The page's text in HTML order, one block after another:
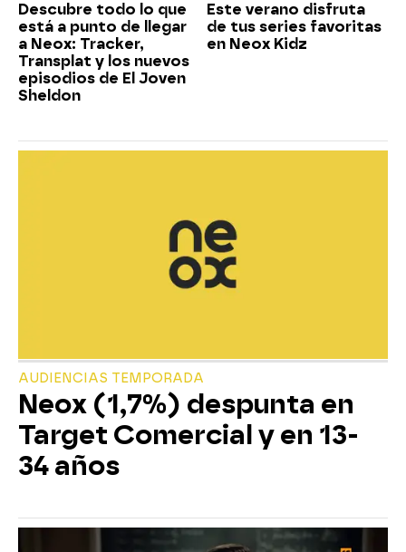
Descubre todo lo que
está a punto de llegar
a Neox: Tracker,
Transplat y los nuevos
episodios de El Joven
Sheldon
Este verano disfruta
de tus series favoritas
en Neox Kidz
AUDIENCIAS TEMPORADA
Neox (1,7%) despunta en
Target Comercial y en 13-
34 años